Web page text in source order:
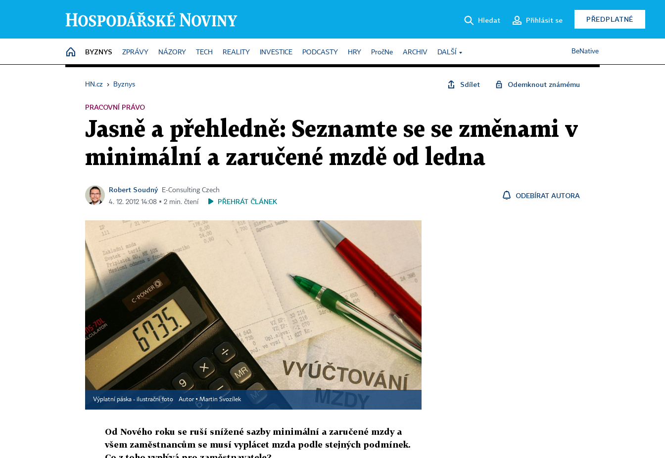
Hledat Přihlásit se PŘEDPLATNÉ
HOME
BYZNYS ZPRÁVY NÁZORY TECH REALITY INVESTICE PODCASTY HRY PročNe ARCHIV DALŠÍ BeNative
HN.cz › Byznys Sdílet Odemknout známému
PRACOVNÍ PRÁVO
Jasně a přehledně: Seznamte se se změnami v
minimální a zaručené mzdě od ledna
Robert Soudný
E-Consulting Czech
4. 12. 2012 14:08 ▪ 2 min. čtení
PŘEHRÁT ČLÁNEK
ODEBÍRAT AUTORA
Výplatní páska - ilustrační foto Autor ▪Martin Svozílek
Od Nového roku se ruší snížené sazby minimální a zaručené mzdy a
všem zaměstnancům se musí vyplácet mzda podle stejných podmínek.